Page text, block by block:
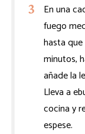
En una
fuego
hasta
minutos,
añade la
Lleva a
cocina y
espese.